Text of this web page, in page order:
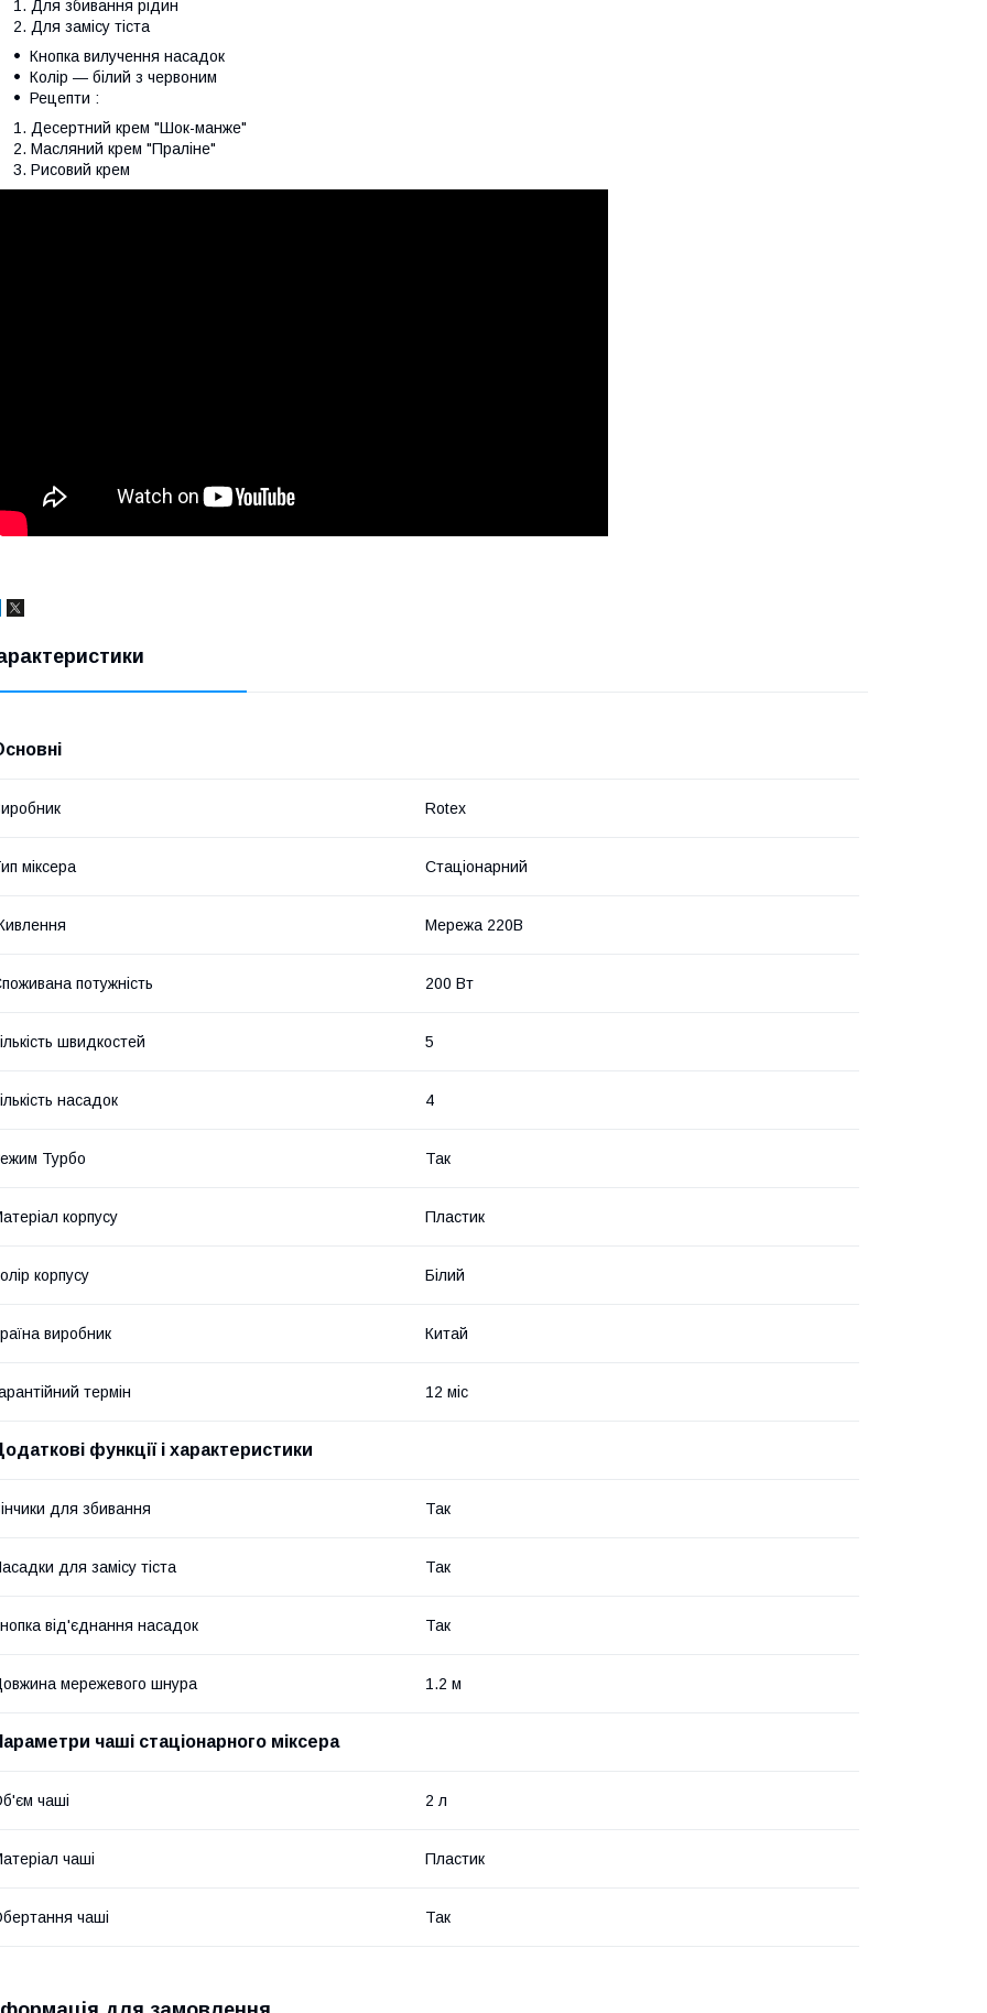
Для збивання рідин
Для замісу тіста
Кнопка вилучення насадок
Колір ― білий з червоним
Рецепти :
Десертний крем "Шок-манже"
Масляний крем "Праліне"
Рисовий крем
Rotex
міксера Стаціонарний
Мережа 220В
потужність 200 Вт
швидкостей 5
насадок 4
Турбо Так
корпусу Пластик
корпусу Білий
виробник Китай
термін 12 міс
функції і характеристики
для збивання Так
для замісу тіста Так
від'єднання насадок Так
мережевого шнура 1.2 м
чаші стаціонарного міксера
чаші 2 л
чаші Пластик
чаші Так